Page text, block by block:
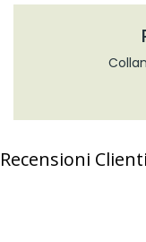
Recensioni Clienti